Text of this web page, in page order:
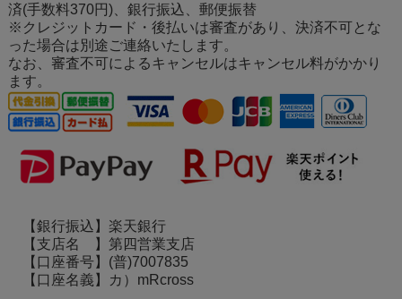
済(手数料370円)、銀行振込、郵便振替
※クレジットカード・後払いは審査があり、決済不可とな
った場合は別途ご連絡いたします。
なお、審査不可によるキャンセルはキャンセル料がかかり
ます。
【銀行振込】楽天銀行
【支店名 】第四営業支店
【口座番号】(普)7007835
【口座名義】カ）mRcross